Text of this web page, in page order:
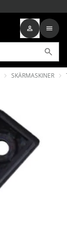
SKÄRMASKINER